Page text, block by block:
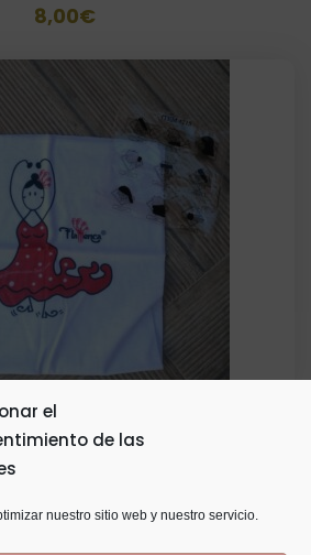
el
de las
nuestro sitio web y nuestro servicio.
El
10,00€.
8,00€El
8,00€.
Flamenca